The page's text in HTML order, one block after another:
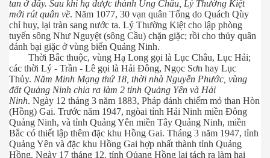
tan ở đấy. Sau khi hạ được thành Ung Châu, Lý Thường Kiệt
mới rút quân về. Năm 1077, 30 vạn quân Tống do Quách Qùy
chỉ huy, lại tràn sang nước ta. Lý Thường Kiệt cho lập phòng
tuyến sông Như Nguyệt (sông Cầu) chặn giặc; rồi cho thủy quân
đánh bại giặc ở vùng biển Quảng Ninh.
Thời Bắc thuộc, vùng Hạ Long gọi là Lục Châu, Lục Hải;
các thời Lý - Trần - Lê gọi là Hải Đông, Ngọc Sơn hay Lục
Thủy. Năm Minh Mạng thứ 18, thời nhà Nguyễn Phước, vùng
đất Quảng Ninh chia ra làm 2 tỉnh Quảng Yên và Hải
Ninh. Ngày 12 tháng 3 năm 1883, Pháp đánh chiếm mỏ than Hòn
(Hồng) Gai. Trước năm 1947, ngòai tỉnh Hải Ninh miền Đông
Quảng Ninh, và tỉnh Quảng Yên miền Tây Quảng Ninh, miền
Bắc có thiết lập thêm đặc khu Hồng Gai. Tháng 3 năm 1947, tỉnh
Quảng Yên và đặc khu Hồng Gai hợp nhất thành tỉnh Quảng
Hồng. Ngày 17 tháng 12, tỉnh Qủang Hồng lại tách ra làm hai